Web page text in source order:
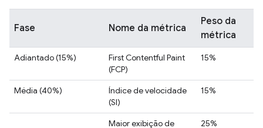
Fase Nome da métrica
Peso da
métrica
Adiantado (15%)
First Contentful Paint
(FCP)
15%
Média (40%)
Índice de velocidade
(SI)
15%
Maior exibição de
25%